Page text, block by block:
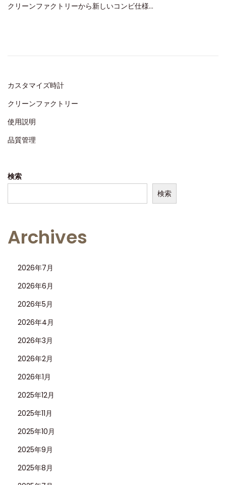
s
n
月
0
クリーンファクトリーから新しいコンビ仕様…
カスタマイズ時計
クリーンファクトリー
使用説明
品質管理
検索
検索
Archives
2026年7月
2026年6月
2026年5月
2026年4月
2026年3月
2026年2月
2026年1月
2025年12月
2025年11月
2025年10月
2025年9月
2025年8月